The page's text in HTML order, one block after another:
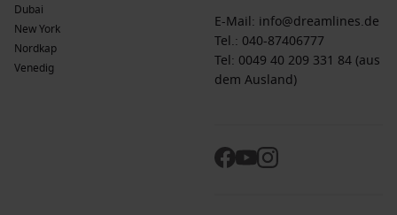
Dubai
New York
Nordkap
Venedig
E-Mail: info@dreamlines.de
Tel.: 040-87406777
Tel: 0049 40 209 331 84 (aus
dem Ausland)